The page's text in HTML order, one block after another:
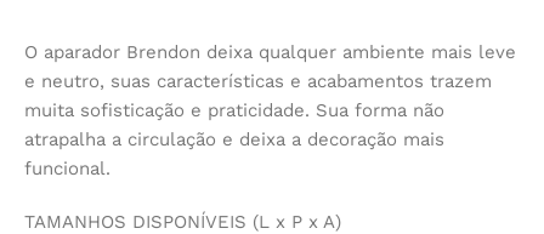
O aparador Brendon deixa qualquer ambiente mais leve
e neutro, suas características e acabamentos trazem
muita sofisticação e praticidade. Sua forma não
atrapalha a circulação e deixa a decoração mais
funcional.
TAMANHOS DISPONÍVEIS (L x P x A)